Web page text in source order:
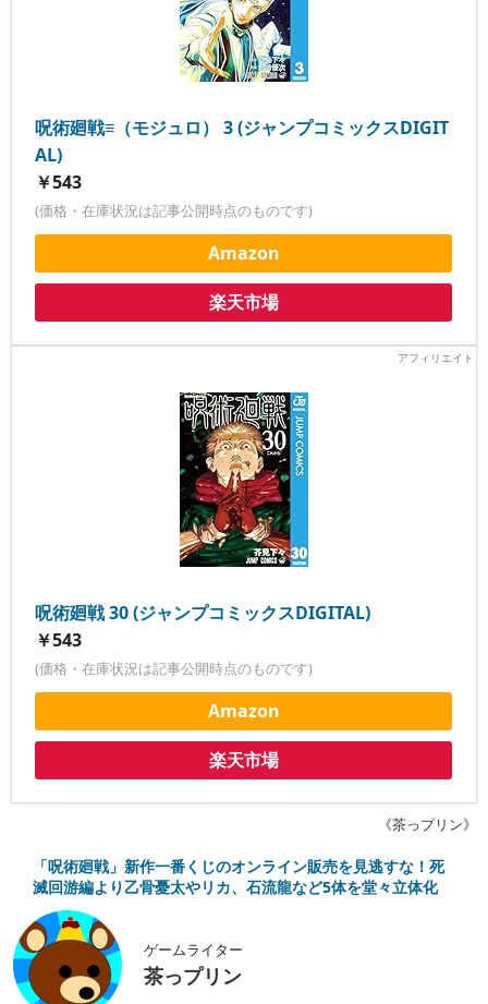
呪術廻戦≡（モジュロ） 3 (ジャンプコミックスDIGIT
AL)
￥543
(価格・在庫状況は記事公開時点のものです)
Amazon
楽天市場
呪術廻戦 30 (ジャンプコミックスDIGITAL)
￥543
(価格・在庫状況は記事公開時点のものです)
Amazon
楽天市場
《茶っプリン》
「呪術廻戦」新作一番くじのオンライン販売を見逃すな！死
滅回游編より乙骨憂太やリカ、石流龍など5体を堂々立体化
ゲームライター
茶っプリン